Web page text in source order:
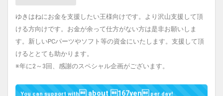
ゆきはねにお金を支援したい王様向けです。より沢山支援して頂
ける方向けです。お金が余って仕方がない方は是非お願いしま
す。新しいPCパーツやソフト等の資金にいたします。支援して頂
けるととても助かります。
※年に2～3回、感謝のスペシャル企画がございます。
You can support with about 167yenper day!